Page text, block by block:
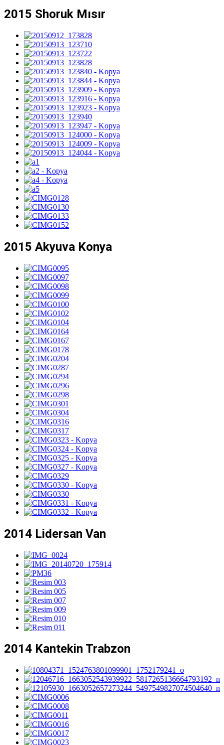
2015 Shoruk Mısır
2015 Akyuva Konya
2014 Lidersan Van
2014 Kantekin Trabzon